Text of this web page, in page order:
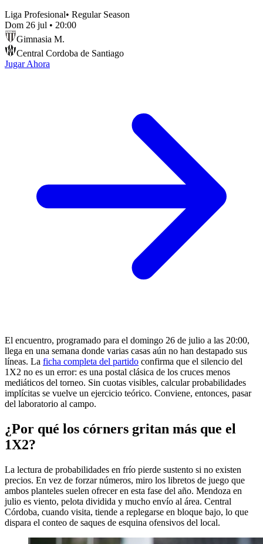
Liga Profesional• Regular Season
Dom 26 jul • 20:00
Gimnasia M.
Central Cordoba de Santiago
Jugar Ahora
El encuentro, programado para el domingo 26 de julio a las 20:00,
llega en una semana donde varias casas aún no han destapado sus
líneas. La ficha completa del partido confirma que el silencio del
1X2 no es un error: es una postal clásica de los cruces menos
mediáticos del torneo. Sin cuotas visibles, calcular probabilidades
implícitas se vuelve un ejercicio teórico. Conviene, entonces, pasar
del laboratorio al campo.
¿Por qué los córners gritan más que el
1X2?
La lectura de probabilidades en frío pierde sustento si no existen
precios. En vez de forzar números, miro los libretos de juego que
ambos planteles suelen ofrecer en esta fase del año. Mendoza en
julio es viento, pelota dividida y mucho envío al área. Central
Córdoba, cuando visita, tiende a replegarse en bloque bajo, lo que
dispara el conteo de saques de esquina ofensivos del local.